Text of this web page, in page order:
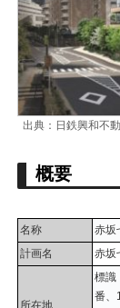
出典：日鉄興和不
概要
名称
赤坂
計画名
赤坂
所在地
標識
番、